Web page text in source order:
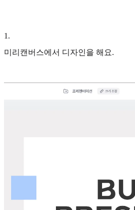
1 .
미리캔버스에서 디자인을 해요.